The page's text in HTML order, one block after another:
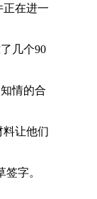
正在进一
几个90
情的合
让他们
字。